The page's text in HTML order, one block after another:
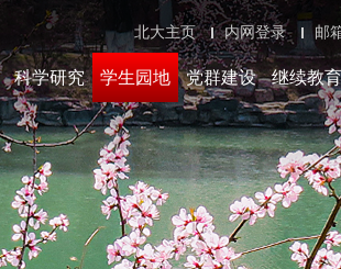
北大主页 内网登录 邮
科学研究 学生园地 党群建设 继续教育